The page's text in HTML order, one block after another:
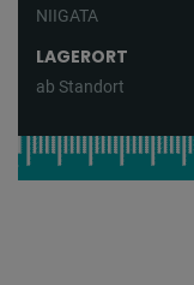
NIIGATA
LAGERORT
ab Standort